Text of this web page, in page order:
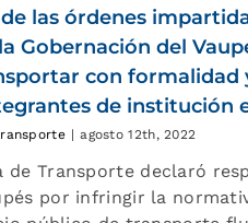
las órdenes
Gobernación del
con formalidad
de institución
| agosto 12th, 2022
de Transporte declaró
por infringir la